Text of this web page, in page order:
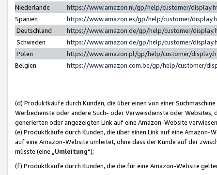
Niederlande
https://www.amazon.nl/gp/help/customer/
Spanien
https://www.amazon.es/gp/help/customer/
Deutschland
https://www.amazon.de/gp/help/customer/
Schweden
https://www.amazon.de/gp/help/customer/
Polen
https://www.amazon.pl/gp/help/customer/
Belgien
https://www.amazon.com.be/gp/help/customer/
(d) Produktkäufe durch Kunden, die über einen von einer
Werbedienste oder andere Such- oder Verweisdienste oder Websites,
generierten oder angezeigten Link auf eine Amazon-Website
(e) Produktkäufe durch Kunden, die über einen Link auf eine
auf eine Amazon-Website umleitet, ohne dass der Kunde auf der
müsste (eine „ Umleitung“);
(f) Produktkäufe durch Kunden, die die für eine Amazon-Website